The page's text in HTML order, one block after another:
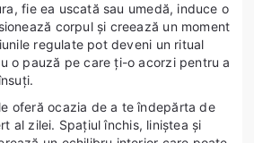
fie ea uscată sau umedă, induce o
corpul și creează un moment
regulate pot deveni un ritual
o pauză pe care ți-o acorzi pentru a
oferă ocazia de a te îndepărta de
al zilei. Spațiul închis, liniștea și